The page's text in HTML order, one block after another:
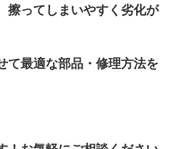
擦ってしまいやすく劣化が
て最適な部品・修理方法を